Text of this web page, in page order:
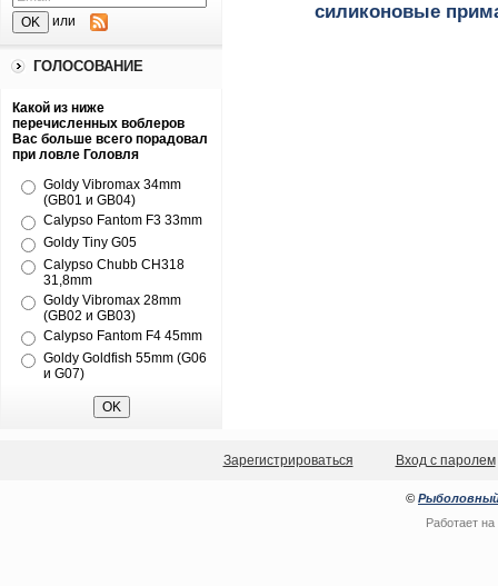
или
ГОЛОСОВАНИЕ
Какой из ниже
перечисленных воблеров
Вас больше всего порадовал
при ловле Головля
Goldy Vibromax 34mm
(GB01 и GB04)
Calypso Fantom F3 33mm
Goldy Tiny G05
Calypso Chubb CH318
31,8mm
Goldy Vibromax 28mm
(GB02 и GB03)
Calypso Fantom F4 45mm
Goldy Goldfish 55mm (G06
и G07)
силиконовые
Зарегистрироваться Вход с паролем
© Рыболовный
Работает